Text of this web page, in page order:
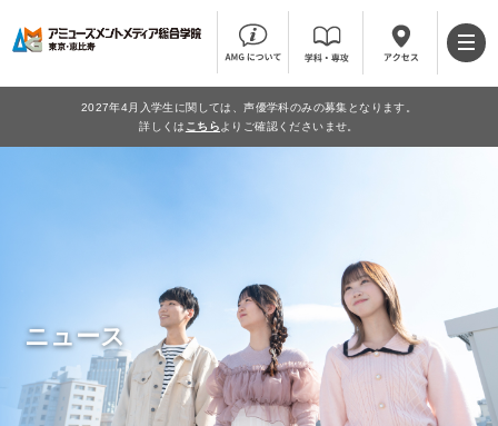
2027年4月入学生に関しては、声優学科のみの募集となります。
詳しくは こちら よりご確認くださいませ。
ニュース